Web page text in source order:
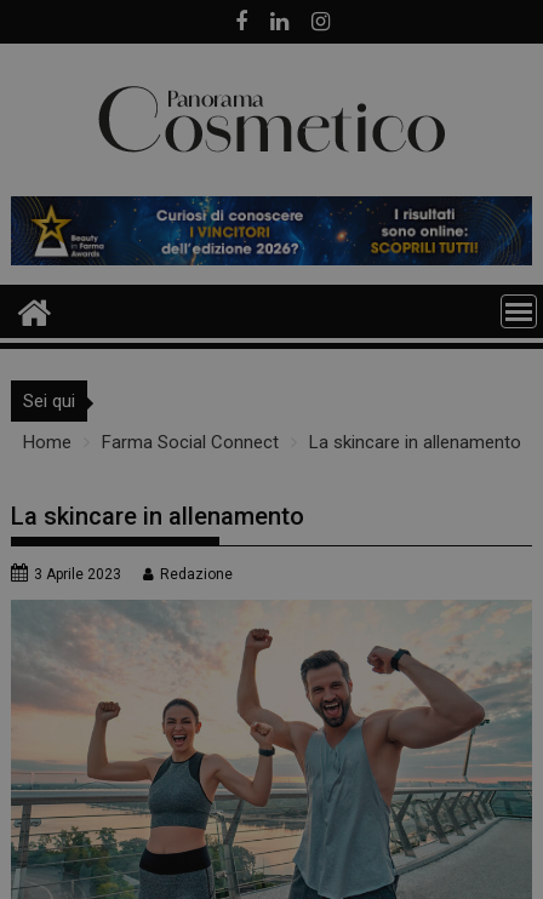
to
Sei qui
Home
Farma Social Connect La skincare in allenamento
La skincare in allenamento
3 Aprile 2023 Redazione